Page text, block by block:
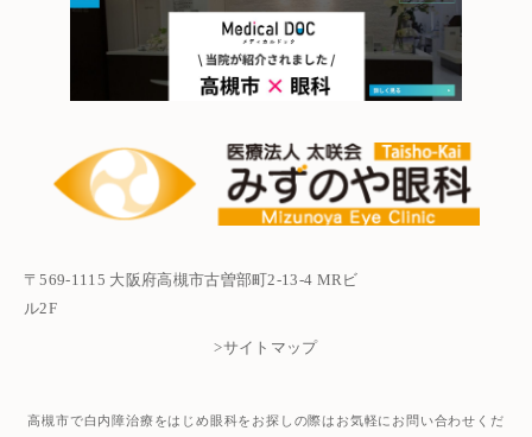
〒569-1115 大阪府高槻市古曽部町2-13-4 MRビ
ル2F
>サイトマップ
高槻市で白内障治療をはじめ眼科をお探しの際はお気軽にお問い合わせくだ